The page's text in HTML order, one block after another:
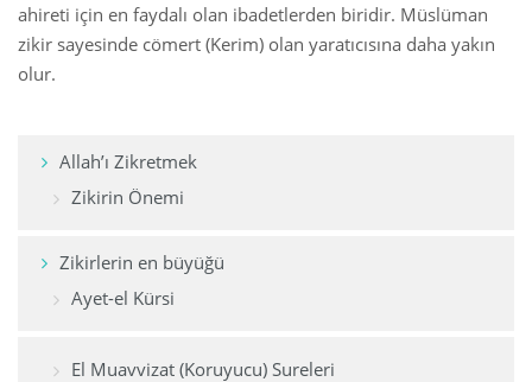
Русский
Türkçe
o'zbek
ahireti için en faydalı olan ibadetlerden biridir. Müslüman
zikir sayesinde cömert (Kerim) olan yaratıcısına daha yakın
olur.
Allah’ı Zikretmek
Zikirin Önemi
Zikirlerin en büyüğü
Ayet-el Kürsi
El Muavvizat (Koruyucu) Sureleri